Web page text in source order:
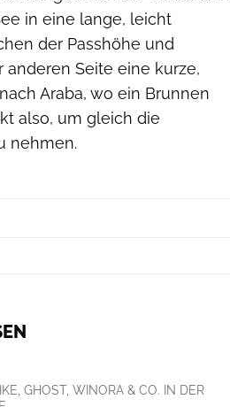
in eine lange, leicht
der Passhöhe und
Seite eine kurze,
Araba, wo ein Brunnen
also, um gleich die
nehmen.
GHOST, WINORA & CO. IN DER